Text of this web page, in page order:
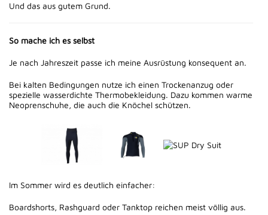
Und das aus gutem Grund.
So mache ich es selbst
Je nach Jahreszeit passe ich meine Ausrüstung konsequent an.
Bei kalten Bedingungen nutze ich einen Trockenanzug oder
spezielle wasserdichte Thermobekleidung. Dazu kommen warme
Neoprenschuhe, die auch die Knöchel schützen.
Im Sommer wird es deutlich einfacher:
Boardshorts, Rashguard oder Tanktop reichen meist völlig aus.